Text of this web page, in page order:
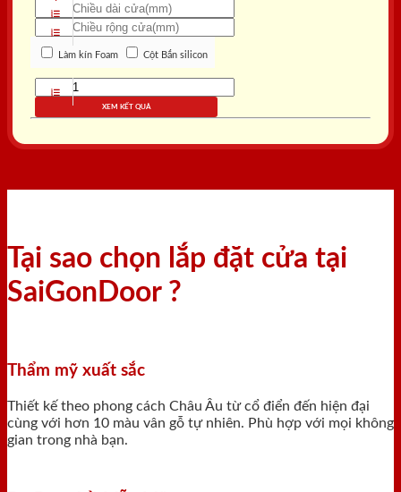
Làm kín Foam Cột Bắn silicon
XEM KẾT QUẢ
Tại sao chọn lắp đặt cửa tại
SaiGonDoor ?
Thẩm mỹ xuất sắc
Thiết kế theo phong cách Châu Âu từ cổ điển đến hiện đại
cùng với hơn 10 màu vân gỗ tự nhiên. Phù hợp với mọi không
gian trong nhà bạn.